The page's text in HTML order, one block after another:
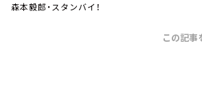
森本毅郎・スタンバイ！
この記事